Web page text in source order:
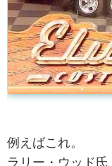
例えばこれ。
ラリー・ウッド